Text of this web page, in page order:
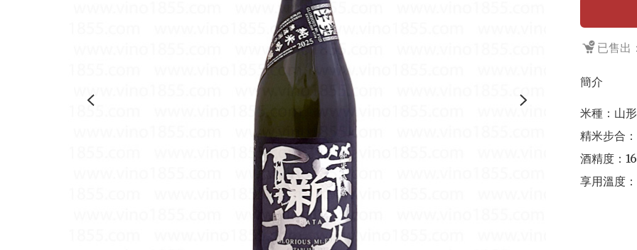
已售出
簡介
米種：山
精米步合
酒精度：
享用溫度